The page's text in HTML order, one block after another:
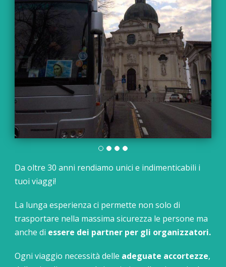
Da oltre 30 anni rendiamo unici e indimenticabili i
tuoi viaggi!
La lunga esperienza ci permette non solo di
trasportare nella massima sicurezza le persone ma
anche di essere dei partner per gli organizzatori.
Ogni viaggio necessità delle adeguate accortezze,